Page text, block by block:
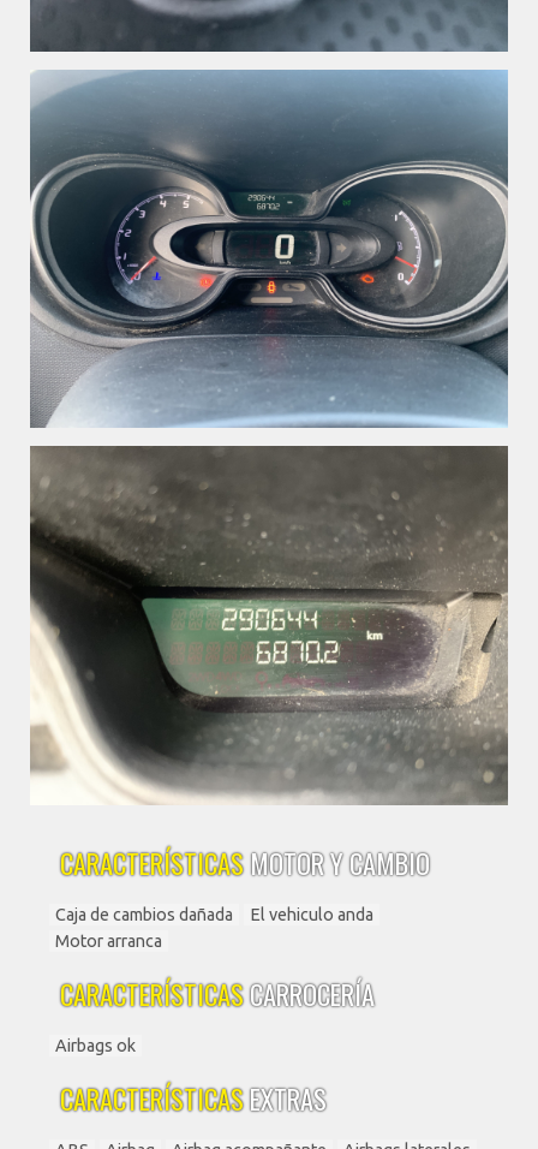
CARACTERÍSTICASMOTOR Y CAMBIO
Caja de cambios dañada
El vehiculo anda
Motor arranca
CARACTERÍSTICASCARROCERÍA
Airbags ok
CARACTERÍSTICASEXTRAS